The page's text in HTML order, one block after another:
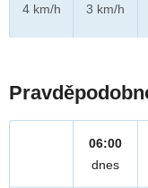
4 km/h
3 km/h
06:00
dnes